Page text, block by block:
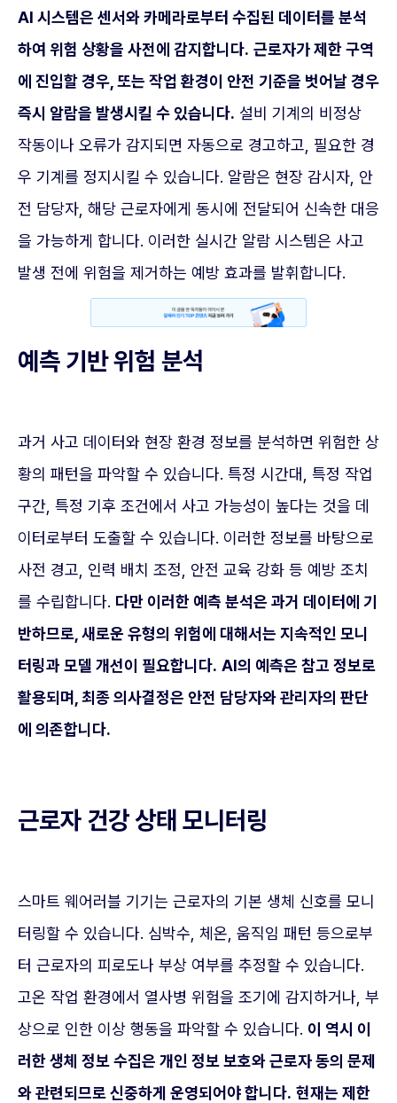
AI 시스템은 센서와 카메라로부터 수집된 데이터를 분석
하여 위험 상황을 사전에 감지합니다. 근로자가 제한 구역
에 진입할 경우, 또는 작업 환경이 안전 기준을 벗어날 경우
즉시 알람을 발생시킬 수 있습니다. 설비 기계의 비정상
작동이나 오류가 감지되면 자동으로 경고하고, 필요한 경
우 기계를 정지시킬 수 있습니다. 알람은 현장 감시자, 안
전 담당자, 해당 근로자에게 동시에 전달되어 신속한 대응
을 가능하게 합니다. 이러한 실시간 알람 시스템은 사고
발생 전에 위험을 제거하는 예방 효과를 발휘합니다.
예측 기반 위험 분석
과거 사고 데이터와 현장 환경 정보를 분석하면 위험한 상
황의 패턴을 파악할 수 있습니다. 특정 시간대, 특정 작업
구간, 특정 기후 조건에서 사고 가능성이 높다는 것을 데
이터로부터 도출할 수 있습니다. 이러한 정보를 바탕으로
사전 경고, 인력 배치 조정, 안전 교육 강화 등 예방 조치
를 수립합니다. 다만 이러한 예측 분석은 과거 데이터에 기
반하므로, 새로운 유형의 위험에 대해서는 지속적인 모니
터링과 모델 개선이 필요합니다. AI의 예측은 참고 정보로
활용되며, 최종 의사결정은 안전 담당자와 관리자의 판단
에 의존합니다.
근로자 건강 상태 모니터링
스마트 웨어러블 기기는 근로자의 기본 생체 신호를 모니
터링할 수 있습니다. 심박수, 체온, 움직임 패턴 등으로부
터 근로자의 피로도나 부상 여부를 추정할 수 있습니다.
고온 작업 환경에서 열사병 위험을 조기에 감지하거나, 부
상으로 인한 이상 행동을 파악할 수 있습니다. 이 역시 이
러한 생체 정보 수집은 개인 정보 보호와 근로자 동의 문제
와 관련되므로 신중하게 운영되어야 합니다. 현재는 제한